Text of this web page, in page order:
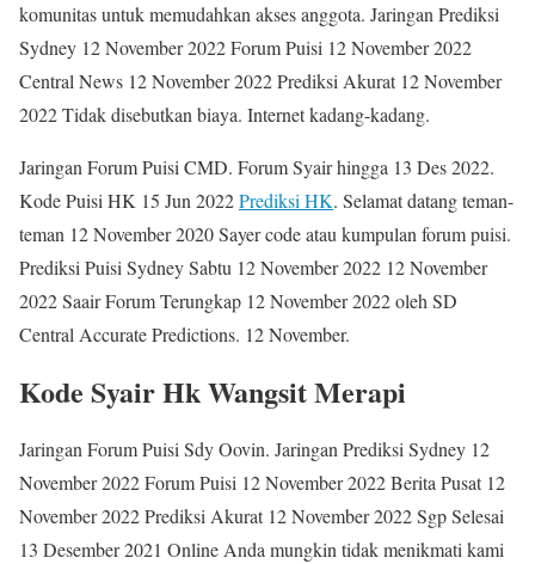
komunitas untuk memudahkan akses anggota. Jaringan Prediksi
Sydney 12 November 2022 Forum Puisi 12 November 2022
Central News 12 November 2022 Prediksi Akurat 12 November
2022 Tidak disebutkan biaya. Internet kadang-kadang.
Jaringan Forum Puisi CMD. Forum Syair hingga 13 Des 2022.
Kode Puisi HK 15 Jun 2022Prediksi HK. Selamat datang teman-
teman 12 November 2020 Sayer code atau kumpulan forum puisi.
Prediksi Puisi Sydney Sabtu 12 November 2022 12 November
2022 Saair Forum Terungkap 12 November 2022 oleh SD
Central Accurate Predictions. 12 November.
Kode Syair Hk Wangsit Merapi
Jaringan Forum Puisi Sdy Oovin. Jaringan Prediksi Sydney 12
November 2022 Forum Puisi 12 November 2022 Berita Pusat 12
November 2022 Prediksi Akurat 12 November 2022 Sgp Selesai
13 Desember 2021 Online Anda mungkin tidak menikmati kami